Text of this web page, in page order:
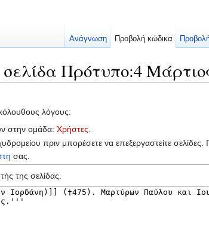
Πρότυπο:4
λόγους:
στην ομάδα:Χρήστες
πριν μπορέσετε να επεξεργαστείτε
σας.
της σελίδας.
Ανάγνωση Προβολή κώδικα